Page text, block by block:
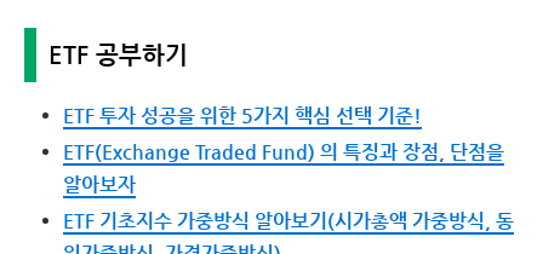
ETF 공부하기
ETF 투자 성공을 위한 5가지 핵심 선택 기준!
ETF(Exchange Traded Fund) 의 특징과 장점, 단점을
알아보자
ETF 기초지수 가중방식 알아보기(시가총액 가중방식, 동